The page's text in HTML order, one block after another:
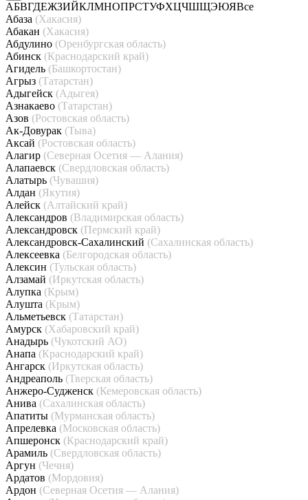
АБВГДЕЖЗИЙКЛМНОПРСТУФХЦЧШЩЭЮЯВсе
Абаза (Хакасия)
Абакан (Хакасия)
Абдулино (Оренбургская область)
Абинск (Краснодарский край)
Агидель (Башкортостан)
Агрыз (Татарстан)
Адыгейск (Адыгея)
Азнакаево (Татарстан)
Азов (Ростовская область)
Ак-Довурак (Тыва)
Аксай (Ростовская область)
Алагир (Северная Осетия — Алания)
Алапаевск (Свердловская область)
Алатырь (Чувашия)
Алдан (Якутия)
Алейск (Алтайский край)
Александров (Владимирская область)
Александровск (Пермский край)
Александровск-Сахалинский (Сахалинская область)
Алексеевка (Белгородская область)
Алексин (Тульская область)
Алзамай (Иркутская область)
Алупка (Крым)
Алушта (Крым)
Альметьевск (Татарстан)
Амурск (Хабаровский край)
Анадырь (Чукотский АО)
Анапа (Краснодарский край)
Ангарск (Иркутская область)
Андреаполь (Тверская область)
Анжеро-Судженск (Кемеровская область)
Анива (Сахалинская область)
Апатиты (Мурманская область)
Апрелевка (Московская область)
Апшеронск (Краснодарский край)
Арамиль (Свердловская область)
Аргун (Чечня)
Ардатов (Мордовия)
Ардон (Северная Осетия — Алания)